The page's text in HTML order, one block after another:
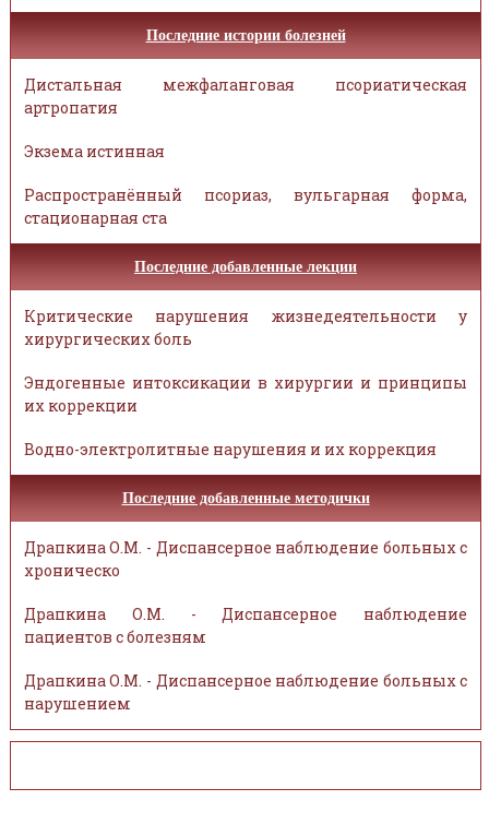
Последние истории болезней
Дистальная межфаланговая псориатическая
артропатия
Экзема истинная
Распространённый псориаз, вульгарная форма,
стационарная ста
Последние добавленные лекции
Критические нарушения жизнедеятельности у
хирургических боль
Эндогенные интоксикации в хирургии и принципы
их коррекции
Водно-электролитные нарушения и их коррекция
Последние добавленные методички
Драпкина О.М. - Диспансерное наблюдение больных с
хроническо
Драпкина О.М. - Диспансерное наблюдение
пациентов с болезням
Драпкина О.М. - Диспансерное наблюдение больных с
нарушением